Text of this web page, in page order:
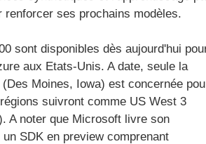
renforcer ses prochains modèles.
sont disponibles dès aujourd'hui
aux Etats-Unis. A date, seule la
Moines, Iowa) est concernée
suivront comme US West 3
A noter que Microsoft livre son
SDK en preview comprenant